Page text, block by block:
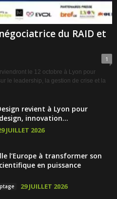
du RAID et
1
le 12 octobre à Lyon pour
le leadership, la gestion de crise et la
revient à Lyon pour
innovation...
JUILLET 2026
l’Europe à transformer son
en puissance
29 JUILLET 2026